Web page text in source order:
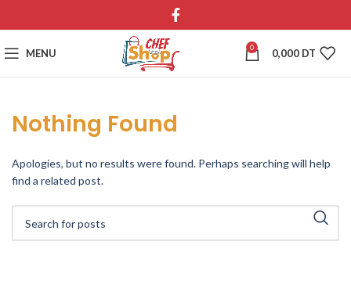
MENU 0 0,000 DT
Nothing Found
Apologies, but no results were found. Perhaps searching will help
find a related post.